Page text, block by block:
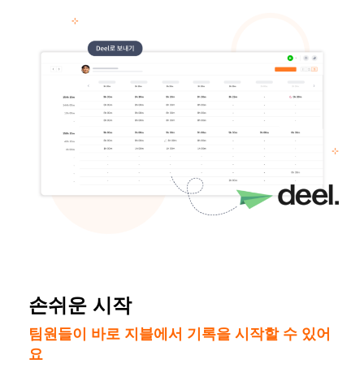
손쉬운 시작
팀원들이 바로 지블에서 기록을 시작할 수 있어
요